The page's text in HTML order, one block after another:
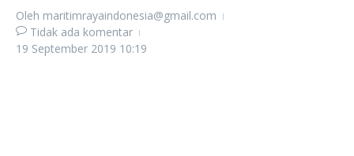
Oleh maritimrayaindonesia@gmail.com
Tidak ada komentar
19 September 2019 10:19